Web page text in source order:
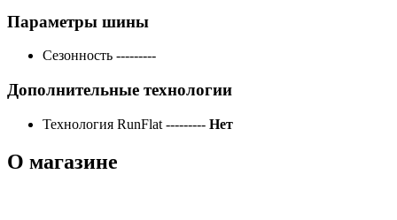
Параметры шины
Сезонность ---------
Дополнительные технологии
Технология RunFlat --------- Нет
О магазине